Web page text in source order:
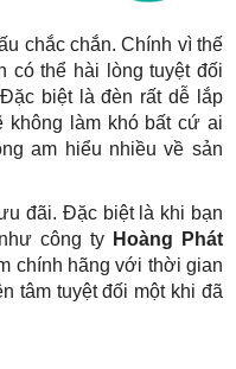
chắc chắn. Chính vì thế
có thể hài lòng tuyệt đối
biệt là đèn rất dễ lắp
không làm khó bất cứ ai
am hiểu nhiều về sản
đãi. Đặc biệt là khi bạn
công ty Hoàng Phát
chính hãng với thời gian
tâm tuyệt đối một khi đã